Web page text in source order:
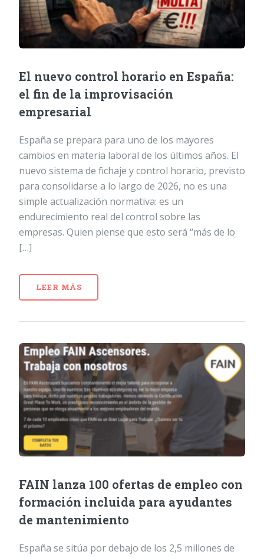
El nuevo control horario en España:
el fin de la improvisación
empresarial
España se prepara para uno de los mayores
cambios en materia laboral de los últimos años. El
nuevo sistema de fichaje y control horario, previsto
para consolidarse a lo largo de 2026, no es una
simple actualización normativa: es un
endurecimiento real del control sobre las
empresas. Quien piense que esto será “más de lo
[…]
LEER MÁS
FAIN lanza 100 ofertas de empleo con
formación incluida para ayudantes
de mantenimiento
España se sitúa por debajo de los 2,5 millones de